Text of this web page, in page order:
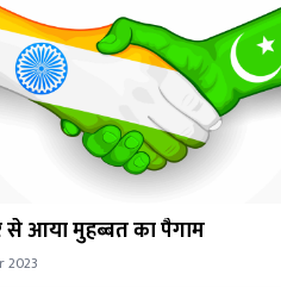
से आया मुहब्बत का पैगाम
2023